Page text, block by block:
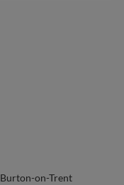
Burton-on-Trent